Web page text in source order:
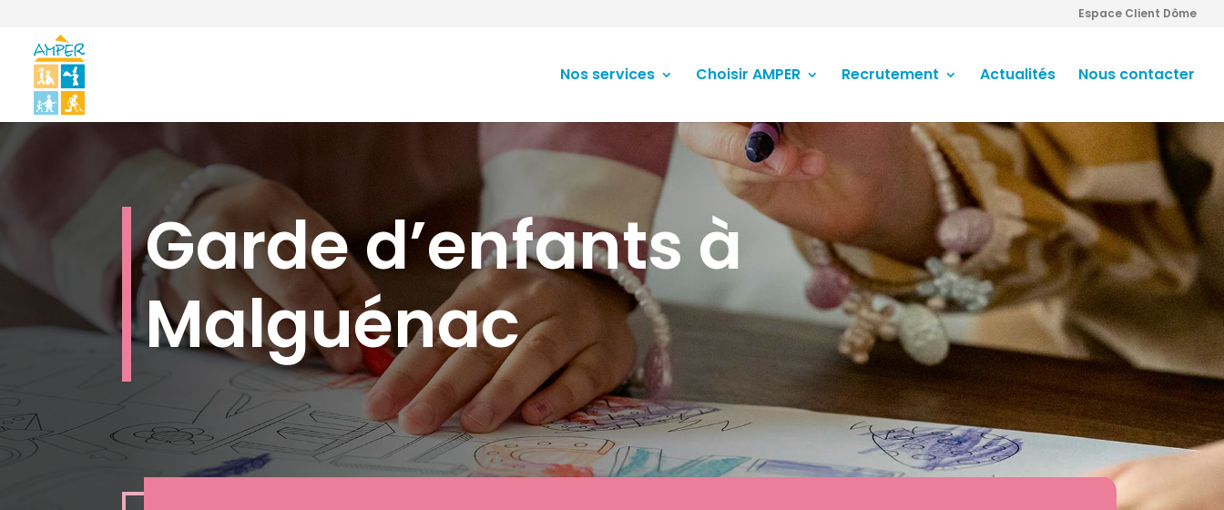
Espace Client Dôme
Nos services Choisir AMPER Recrutement Actualités Nous contacter
Garde d’enfants à
Malguénac